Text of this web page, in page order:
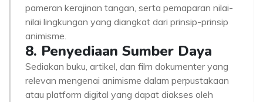
pameran kerajinan tangan, serta pemaparan nilai-
nilai lingkungan yang diangkat dari prinsip-prinsip
animisme.
8. Penyediaan Sumber Daya
Sediakan buku, artikel, dan film dokumenter yang
relevan mengenai animisme dalam perpustakaan
atau platform digital yang dapat diakses oleh